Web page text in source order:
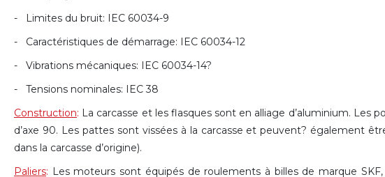
- Limites du bruit: IEC 60034-9
- Caractéristiques de démarrage: IEC 60034-12
- Vibrations mécaniques: IEC 60034-14?
- Tensions nominales: IEC 38
Construction: La carcasse et les flasques sont en alliage d’aluminium.
d’axe 90. Les pattes sont vissées à la carcasse et peuvent? également
dans la carcasse d’origine).
Paliers: Les moteurs sont équipés de roulements à billes de marque